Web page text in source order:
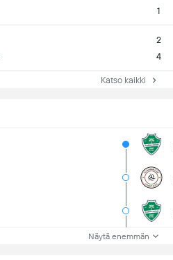
1
2
4
Katso kaikki
Näytä enemmän